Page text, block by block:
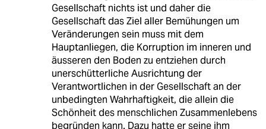
Gesellschaft nichts ist und daher die
Gesellschaft das Ziel aller Bemühungen um
Veränderungen sein muss mit dem
Hauptanliegen, die Korruption im inneren und
äusseren den Boden zu entziehen durch
unerschütterliche Ausrichtung der
Verantwortlichen in der Gesellschaft an der
unbedingten Wahrhaftigkeit, die allein die
Schönheit des menschlichen Zusammenlebens
begründen kann. Dazu hatte er seine ihm